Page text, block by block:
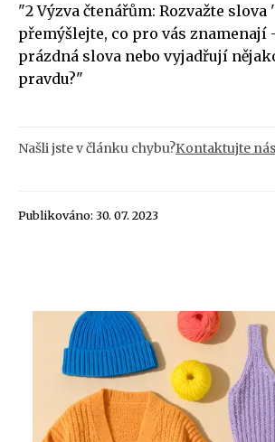
"2 Výzva čtenářům: Rozvažte slova
přemýšlejte, co pro vás znamenají
prázdná slova nebo vyjadřují
pravdu?"
Našli jste v článku chybu?Kontaktujte nás
Publikováno: 30. 07. 2023